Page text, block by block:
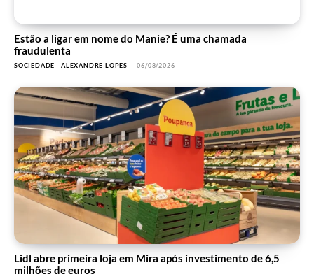
Estão a ligar em nome do Manie? É uma chamada
fraudulenta
SOCIEDADE ALEXANDRE LOPES - 06/08/2026
Lidl abre primeira loja em Mira após investimento de 6,5
milhões de euros